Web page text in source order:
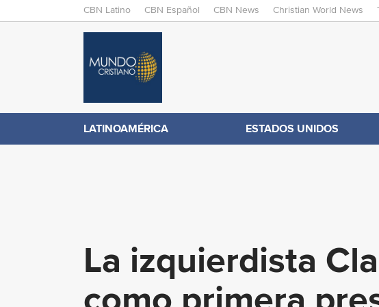
M
N
E
CBN Latino CBN Español CBN News Christian World News
C
B
N
.
m
LATINOAMÉRICA ESTADOS UNIDOS
La izquierdista